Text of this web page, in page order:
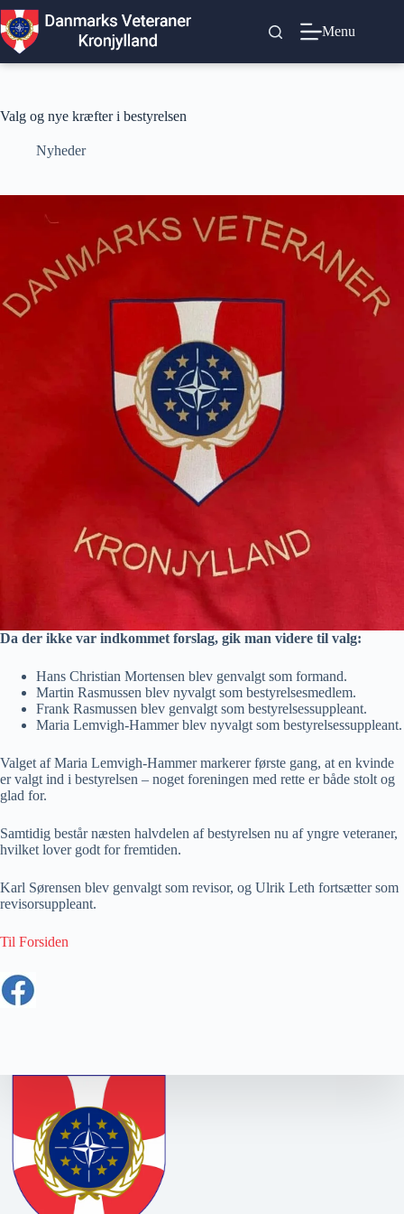
Fortsæt
til
indhold
Menu
Valg og nye kræfter i bestyrelsen
Nyheder
Da der ikke var indkommet forslag, gik man videre til valg:
Hans Christian Mortensen blev genvalgt som formand.
Martin Rasmussen blev nyvalgt som bestyrelsesmedlem.
Frank Rasmussen blev genvalgt som bestyrelsessuppleant.
Maria Lemvigh-Hammer blev nyvalgt som bestyrelsessuppleant.
Valget af Maria Lemvigh-Hammer markerer første gang, at en kvinde
er valgt ind i bestyrelsen – noget foreningen med rette er både stolt og
glad for.
Samtidig består næsten halvdelen af bestyrelsen nu af yngre veteraner,
hvilket lover godt for fremtiden.
Karl Sørensen blev genvalgt som revisor, og Ulrik Leth fortsætter som
revisorsuppleant.
Til Forsiden